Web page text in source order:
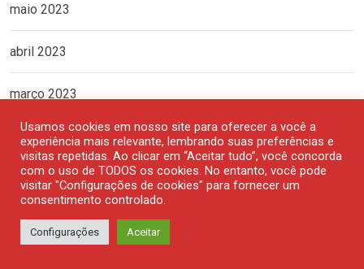
maio 2023
abril 2023
março 2023
fevereiro 2023
janeiro 2023
dezembro 2022
Usamos cookies em nosso site para oferecer a você a
experiência mais relevante, lembrando suas preferências e
visitas repetidas. Ao clicar em “Aceitar tudo”, você concorda
com o uso de TODOS os cookies. No entanto, você pode
visitar "Configurações de cookies" para fornecer um
consentimento controlado.
Configurações Aceitar